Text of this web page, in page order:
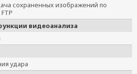
сохраненных изображений по
видеоанализа
удара